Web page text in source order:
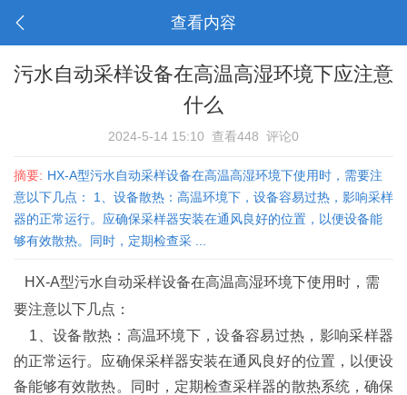
查看内容
污水自动采样设备在高温高湿环境下应注意
什么
2024-5-14 15:10 查看448 评论0
摘要: HX-A型污水自动采样设备在高温高湿环境下使用时，需要注
意以下几点： 1、设备散热：高温环境下，设备容易过热，影响采样
器的正常运行。应确保采样器安装在通风良好的位置，以便设备能
够有效散热。同时，定期检查采 ...
HX-A型污水自动采样设备在高温高湿环境下使用时，需
要注意以下几点：
1、设备散热：高温环境下，设备容易过热，影响采样器
的正常运行。应确保采样器安装在通风良好的位置，以便设
备能够有效散热。同时，定期检查采样器的散热系统，确保